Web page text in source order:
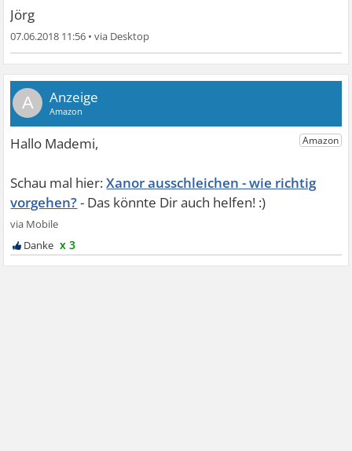
Jörg
07.06.2018 11:56 •
A
Xanor ausschleichen - wie richtig
vorgehen?
x 3